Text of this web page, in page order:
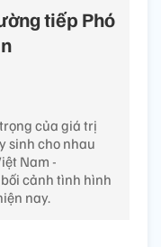
tiếp Phó
của giá trị
sinh cho nhau
Nam -
cảnh tình hình
nay.